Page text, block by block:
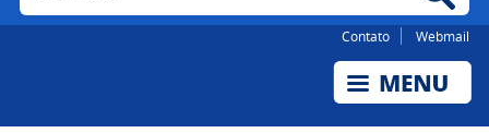
Contato Webmail